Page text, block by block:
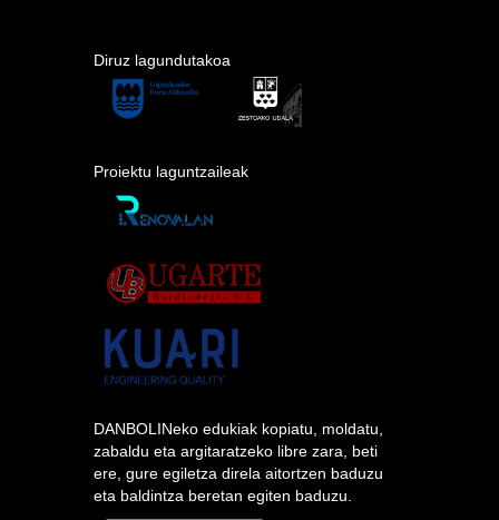
Diruz lagundutakoa
Proiektu laguntzaileak
DANBOLINeko edukiak kopiatu, moldatu,
zabaldu eta argitaratzeko libre zara, beti
ere, gure egiletza direla aitortzen baduzu
eta baldintza beretan egiten baduzu.